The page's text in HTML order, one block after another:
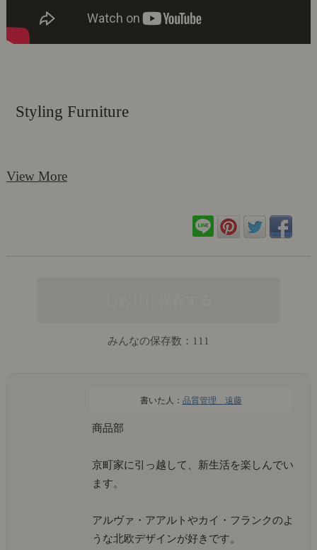
Styling Furniture
View More
みんなの保存数： 111
品質管理 遠藤
商品部
京町家に引っ越して、新生活を楽しんでい
ます。
アルヴァ・アアルトやカイ・フランクのよ
うな北欧デザインが好きです。